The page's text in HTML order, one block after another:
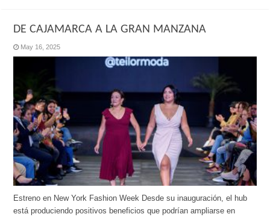
DE CAJAMARCA A LA GRAN MANZANA
May 16, 2025
Estreno en New York Fashion Week Desde su inauguración, el hub
está produciendo positivos beneficios que podrían ampliarse en